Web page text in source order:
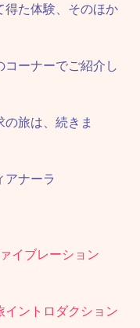
得た体験、そのほか
コーナーでご紹介し
旅は、続きま
アナーラ
イブレーション
ントロダクション